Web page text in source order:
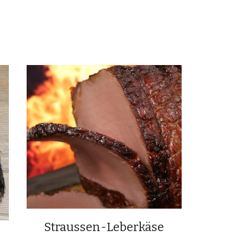
Straussen-Leberkäse